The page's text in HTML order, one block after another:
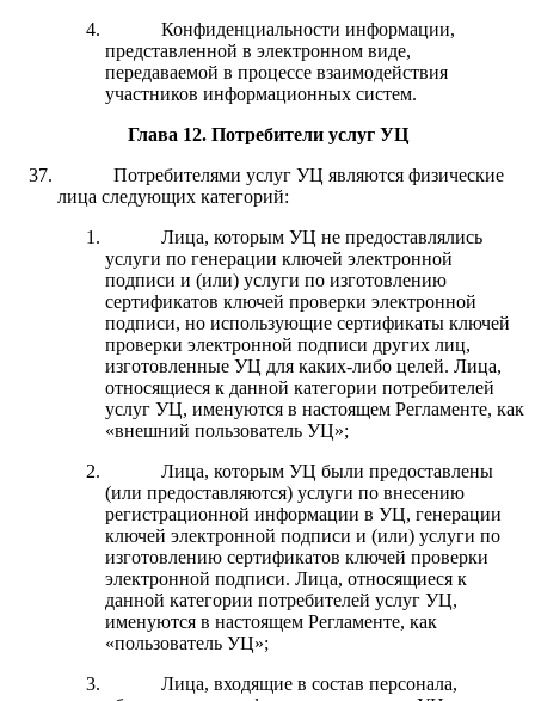
Конфиденциальности информации,
представленной в электронном виде,
передаваемой в процессе взаимодействия
участников информационных систем.
Глава 12. Потребители услуг УЦ
Потребителями услуг УЦ являются физические
лица следующих категорий:
Лица, которым УЦ не предоставлялись
услуги по генерации ключей электронной
подписи и (или) услуги по изготовлению
сертификатов ключей проверки электронной
подписи, но использующие сертификаты ключей
проверки электронной подписи других лиц,
изготовленные УЦ для каких-либо целей. Лица,
относящиеся к данной категории потребителей
услуг УЦ, именуются в настоящем Регламенте, как
«внешний пользователь УЦ»;
Лица, которым УЦ были предоставлены
(или предоставляются) услуги по внесению
регистрационной информации в УЦ, генерации
ключей электронной подписи и (или) услуги по
изготовлению сертификатов ключей проверки
электронной подписи. Лица, относящиеся к
данной категории потребителей услуг УЦ,
именуются в настоящем Регламенте, как
«пользователь УЦ»;
Лица, входящие в состав персонала,